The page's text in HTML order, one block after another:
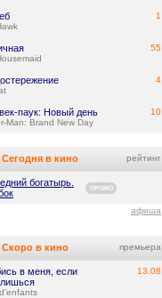
1
55
4
паук: Новый день
Man: Brand New Day
10
Сегодня в кино рейтинг
богатырь.
ПРОМО
афиша
Скоро в кино премьера
в меня, если
13.08